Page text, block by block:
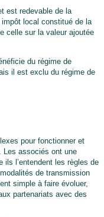
est redevable de la
local constitué de la
celle sur la valeur ajoutée
du régime de
il est exclu du régime de
pour fonctionner et
Les associés ont une
ils l’entendent les règles de
de transmission
simple à faire évoluer,
partenariats avec des